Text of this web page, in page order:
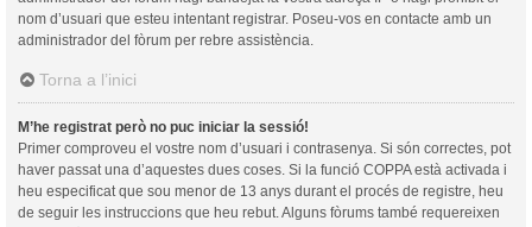
nom d’usuari que esteu intentant registrar. Poseu-vos en contacte amb un
administrador del fòrum per rebre assistència.
Torna a l’inici
M’he registrat però no puc iniciar la sessió!
Primer comproveu el vostre nom d’usuari i contrasenya. Si són correctes, pot
haver passat una d’aquestes dues coses. Si la funció COPPA està activada i
heu especificat que sou menor de 13 anys durant el procés de registre, heu
de seguir les instruccions que heu rebut. Alguns fòrums també requereixen